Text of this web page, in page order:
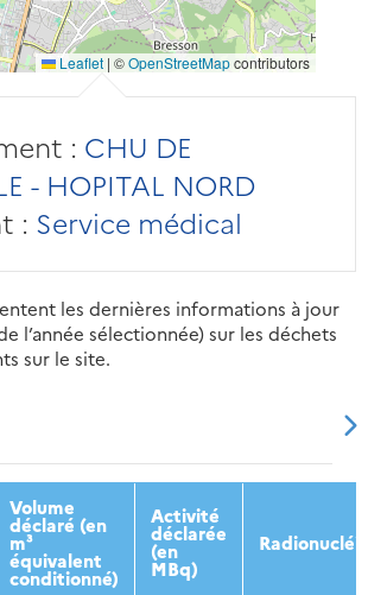
Leaflet | ©OpenStreetMapcontributors
: CHU DE
- HOPITAL NORD
: Service médical
les dernières informations à jour
l’année sélectionnée) sur les déchets
sur le site.
2014 2015 2016
Volume
déclaré (en
m³
équivalent
conditionné)
Activité
déclarée
(en
MBq)